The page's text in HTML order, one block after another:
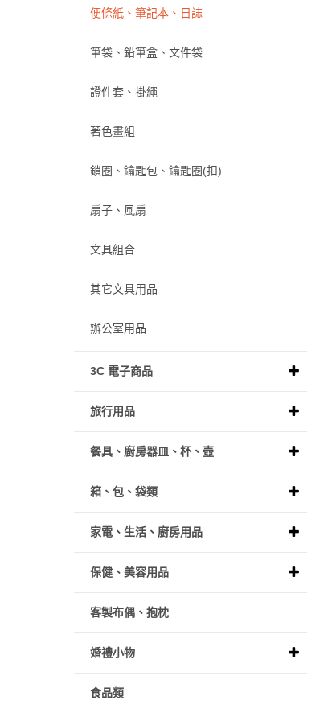
便條紙、筆記本、日誌
筆袋、鉛筆盒、文件袋
證件套、掛繩
著色畫組
鎖圈、鑰匙包、鑰匙圈(扣)
扇子、風扇
文具組合
其它文具用品
辦公室用品
3C 電子商品
旅行用品
餐具、廚房器皿、杯、壺
箱、包、袋類
家電、生活、廚房用品
保健、美容用品
客製布偶、抱枕
婚禮小物
食品類